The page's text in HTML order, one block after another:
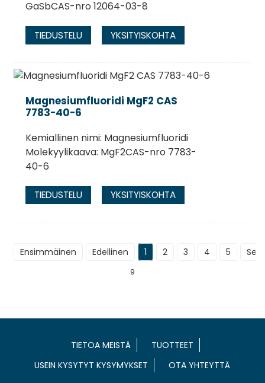
GaSbCAS-nro 12064-03-8
TIEDUSTELU YKSITYISKOHTA
Magnesiumfluoridi MgF2 CAS
7783-40-6
Kemiallinen nimi: Magnesiumfluoridi
Molekyylikaava: MgF2CAS-nro 7783-
40-6
TIEDUSTELU YKSITYISKOHTA
Ensimmäinen Edellinen 1 2 3 4 5
9
TIETOA MEISTÄ
TUOTTEET
USEIN KYSYTYT KYSYMYKSET
OTA YHTEYTTÄ